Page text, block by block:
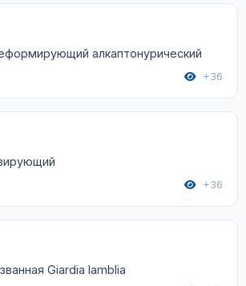
алкаптонурический
+36
+36
Giardia lamblia